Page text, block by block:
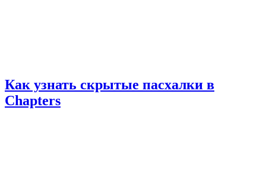
Как узнать скрытые пасхалки в
Chapters